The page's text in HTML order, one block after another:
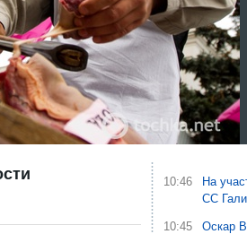
10:46
На
СС
10:45
Оскар